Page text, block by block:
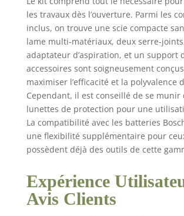
station de
portable se
facilement
s'adapter aux
restreints
placards, les
ou sous des
Coupez dans
différents
réalisez
différents
coupes dans
matériaux
métal non
plastique.
les travaux dès l’ouverture. Parmi les
inclus, on trouve une scie compacte
lame multi-matériaux, deux serre-
adaptateur d’aspiration, et un support
accessoires sont soigneusement
maximiser l’efficacité et la polyvalence
Cependant, il est conseillé de se munir
lunettes de protection pour une
La compatibilité avec les batteries
une flexibilité supplémentaire pour
possèdent déjà des outils de cette
Expérience
Avis Clients